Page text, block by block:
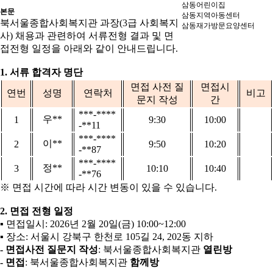
삼동어린이집
삼동지역아동센터
삼동재가방문요양센터
본문
북서울종합사회복지관 과장(3급 사회복지
사) 채용과 관련하여 서류전형 결과 및 면
접전형 일정을 아래와 같이 안내드립니다.
1. 서류 합격자 명단
연번
성명 연락처
면접 사전 질
문지 작성
면접시
간
비고
1 우**
***-****
-**11
9:30 10:00
2 이 **
***-****
-**87
9:50 10:20
3 정**
***-****
-**76
10:10
10:40
※ 면접 시간에 따라 시간 변동이 있을 수 있습니다.
2. 면접 전형 일정
▪ 면접일시 : 2026년 2월 20일(금) 10:00~12:00
▪ 장소: 서울시 강북구 한천로 105길 24, 202동 지하
- 면접사전 질문지 작성: 북서울종합사회복지관 열린방
- 면접 : 북서울종합사회복지관 함께방